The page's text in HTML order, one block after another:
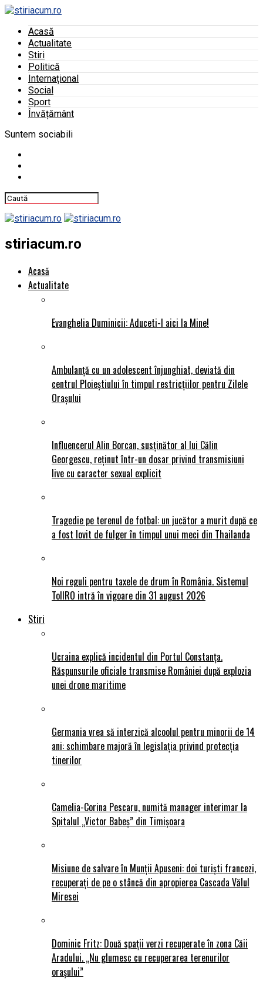
Acasă
Actualitate
Stiri
Politică
Internațional
Social
Sport
Învățământ
Suntem sociabili
stiriacum.ro
Acasă
Actualitate
Evanghelia Duminicii: Aduceti-l aici la Mine!
Ambulanță cu un adolescent înjunghiat, deviată din
centrul Ploieștiului în timpul restricțiilor pentru Zilele
Orașului
Influencerul Alin Borcan, susținător al lui Călin
Georgescu, reținut într-un dosar privind transmisiuni
live cu caracter sexual explicit
Tragedie pe terenul de fotbal: un jucător a murit după ce
a fost lovit de fulger în timpul unui meci din Thailanda
Noi reguli pentru taxele de drum în România. Sistemul
TollRO intră în vigoare din 31 august 2026
Stiri
Ucraina explică incidentul din Portul Constanța.
Răspunsurile oficiale transmise României după explozia
unei drone maritime
Germania vrea să interzică alcoolul pentru minorii de 14
ani: schimbare majoră în legislația privind protecția
tinerilor
Camelia-Corina Pescaru, numită manager interimar la
Spitalul „Victor Babeș” din Timișoara
Misiune de salvare în Munții Apuseni: doi turiști francezi,
recuperați de pe o stâncă din apropierea Cascada Vălul
Miresei
Dominic Fritz: Două spații verzi recuperate în zona Căii
Aradului. „Nu glumesc cu recuperarea terenurilor
orașului”